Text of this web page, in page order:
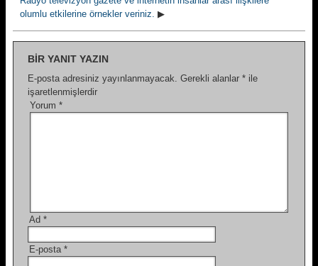
olumlu etkilerine örnekler veriniz. ▶
BIR YANIT YAZIN
E-posta adresiniz yayınlanmayacak. Gerekli alanlar * ile
işaretlenmişlerdir
Yorum *
Ad *
E-posta *